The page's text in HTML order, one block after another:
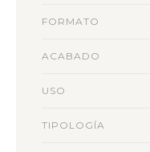
FORMATO
ACABADO
USO
TIPOLOGÍA